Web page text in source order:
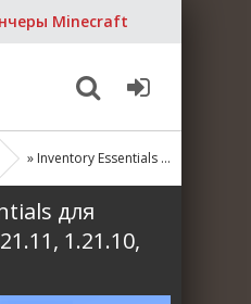
Minecraft
» Inventory Essentials для Майнкрафт [1.21.11, 1.21.10, 1.21.9]
для
1.21.10,